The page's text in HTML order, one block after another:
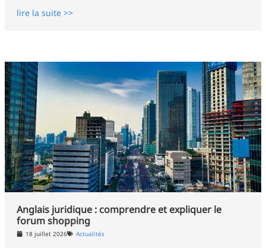
lire la suite >>
Anglais juridique : comprendre et expliquer le
forum shopping
18 juillet 2026 Actualités